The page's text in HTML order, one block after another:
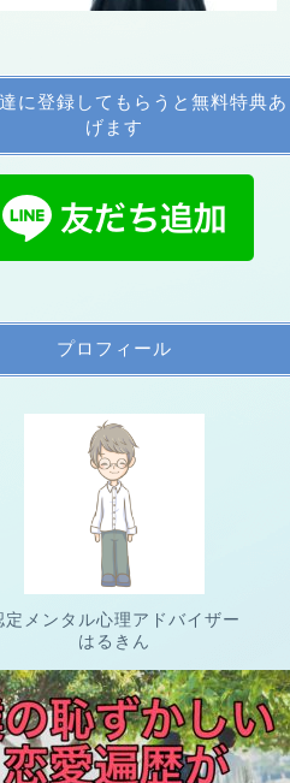
に登録してもらうと無料特典あ
げます
プロフィール
定メンタル心理アドバイザー
はるきん